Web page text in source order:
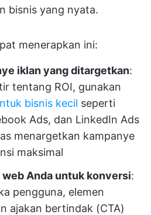
bisnis yang nyata.
menerapkan ini:
iklan yang ditargetkan:
tentang ROI, gunakan
bisnis kecil seperti
Ads, dan LinkedIn Ads
menargetkan kampanye
maksimal
Anda untuk konversi:
pengguna, elemen
ajakan bertindak (CTA)